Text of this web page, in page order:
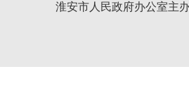
淮安市人民政府办公室主